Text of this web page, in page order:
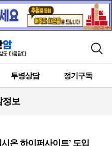
검색
투병상담 정기구독
정보
온 하이퍼사이트’ 도입